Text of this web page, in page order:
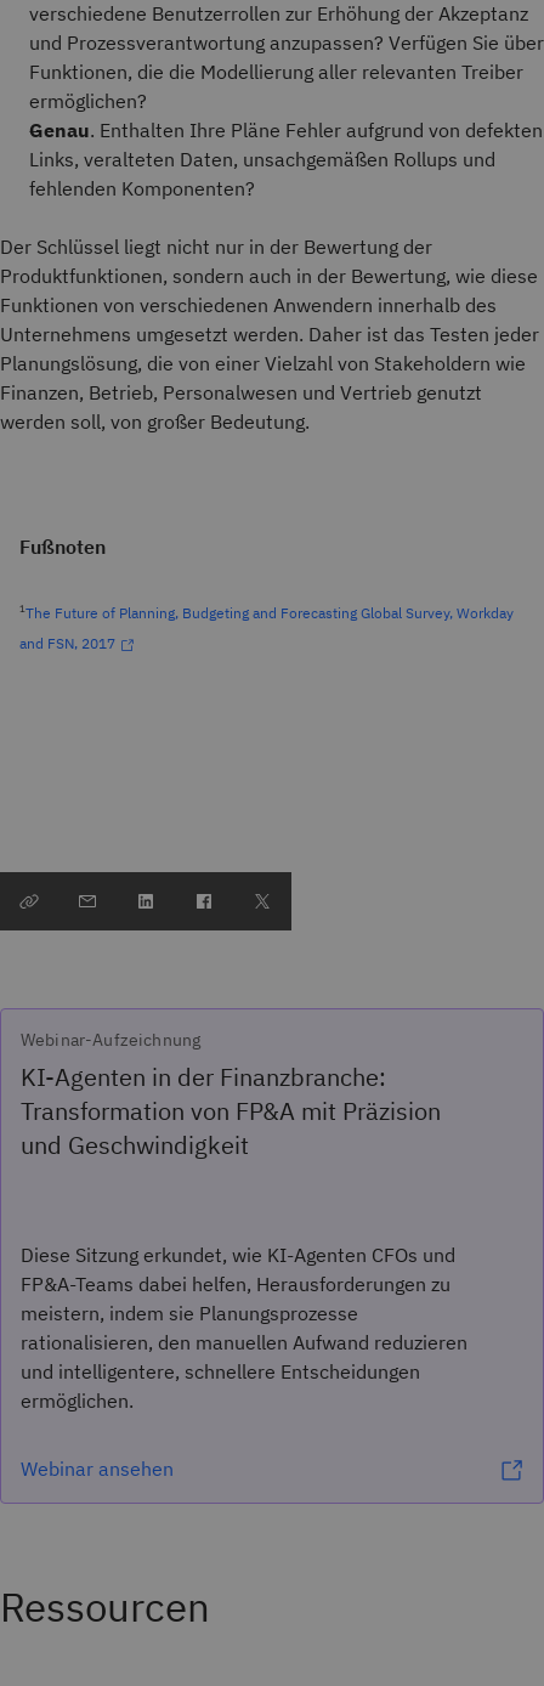
verschiedene Benutzerrollen zur Erhöhung der Akzeptanz
und Prozessverantwortung anzupassen? Verfügen Sie über
Funktionen, die die Modellierung aller relevanten Treiber
ermöglichen?
Genau. Enthalten Ihre Pläne Fehler aufgrund von defekten
Links, veralteten Daten, unsachgemäßen Rollups und
fehlenden Komponenten?
Der Schlüssel liegt nicht nur in der Bewertung der
Produktfunktionen, sondern auch in der Bewertung, wie diese
Funktionen von verschiedenen Anwendern innerhalb des
Unternehmens umgesetzt werden. Daher ist das Testen jeder
Planungslösung, die von einer Vielzahl von Stakeholdern wie
Finanzen, Betrieb, Personalwesen und Vertrieb genutzt
werden soll, von großer Bedeutung.
Fußnoten
1The Future of Planning, Budgeting and Forecasting Global Survey, Workday
and FSN, 2017
Webinar-Aufzeichnung
KI-Agenten in der Finanzbranche:
Transformation von FP&A mit Präzision
und Geschwindigkeit
Diese Sitzung erkundet, wie KI-Agenten CFOs und
FP&A-Teams dabei helfen, Herausforderungen zu
meistern, indem sie Planungsprozesse
rationalisieren, den manuellen Aufwand reduzieren
und intelligentere, schnellere Entscheidungen
ermöglichen.
Webinar ansehen
Ressourcen